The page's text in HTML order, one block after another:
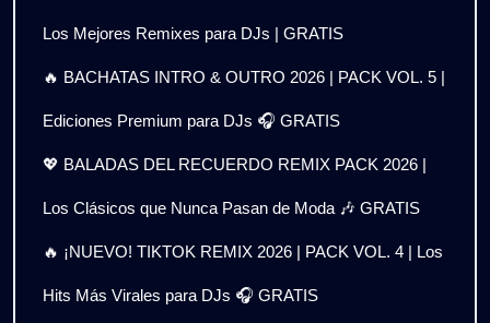
Los Mejores Remixes para DJs | GRATIS
🔥 BACHATAS INTRO & OUTRO 2026 | PACK VOL. 5 |
Ediciones Premium para DJs 🎧 GRATIS
💖 BALADAS DEL RECUERDO REMIX PACK 2026 |
Los Clásicos que Nunca Pasan de Moda 🎶 GRATIS
🔥 ¡NUEVO! TIKTOK REMIX 2026 | PACK VOL. 4 | Los
Hits Más Virales para DJs 🎧 GRATIS